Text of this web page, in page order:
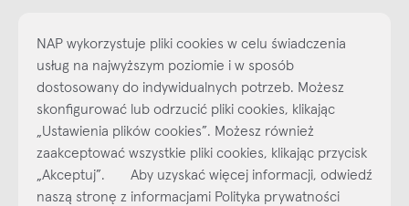
Najlepsze inspiracje i promocje na wyciągnięcie ręki, zapisz się już
dzisiaj do naszego cyklicznego newslettera!
SubskrybujNEWSLETTER
NAP wykorzystuje pliki cookies w celu świadczenia
usług na najwyższym poziomie i w sposób
dostosowany do indywidualnych potrzeb. Możesz
skonfigurować lub odrzucić pliki cookies, klikając
„Ustawienia plików cookies”. Możesz również
zaakceptować wszystkie pliki cookies, klikając przycisk
„Akceptuj”. Aby uzyskać więcej informacji, odwiedź
naszą stronę z informacjami Polityka prywatności